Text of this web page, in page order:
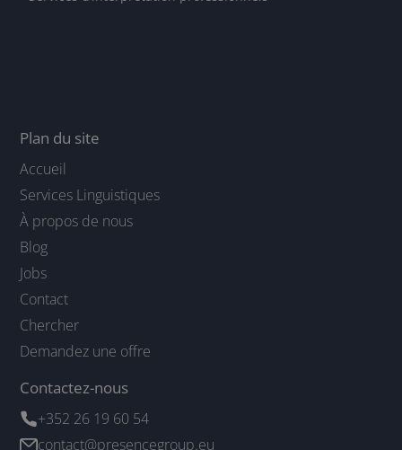
Plan du site
Accueil
Services Linguistiques
À propos de nous
Blog
Jobs
Contact
Chercher
Demandez une offre
Contactez-nous
+352 26 19 60 54
contact@presencegroup.eu